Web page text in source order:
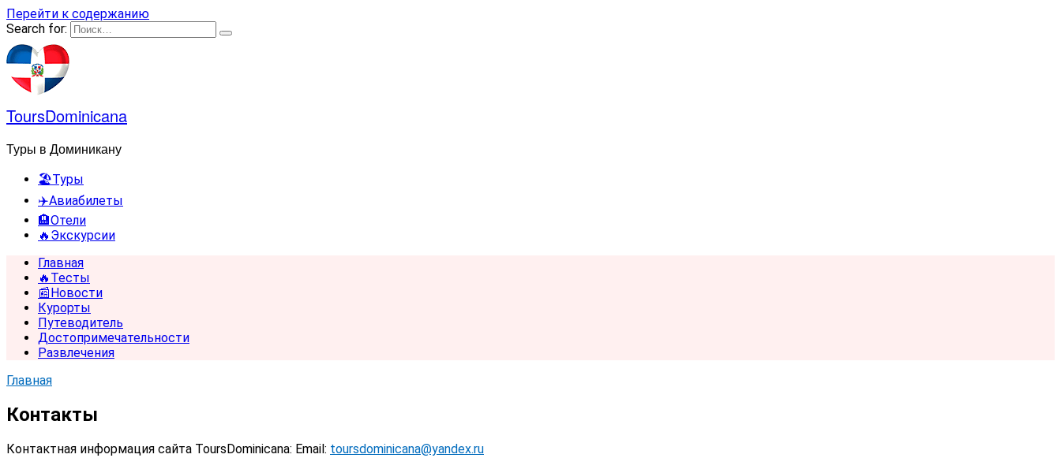
Перейти к содержанию
Search for:
ToursDominicana
Туры в Доминикану
🏖️Туры
✈️Авиабилеты
🏨Отели
🔥Экскурсии
Главная
🔥Тесты
📰Новости
Курорты
Путеводитель
Достопримечательности
Развлечения
Главная
Контакты
Контактная информация сайта ToursDominicana: Email: toursdominicana@yandex.ru